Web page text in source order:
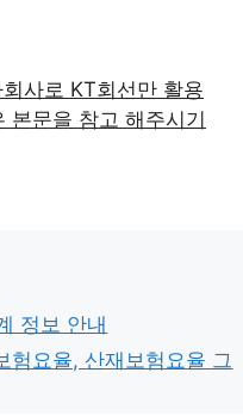
사로 KT회선만 활용
본문을 참고 해주시기
정보 안내
험요율, 산재보험요율 그